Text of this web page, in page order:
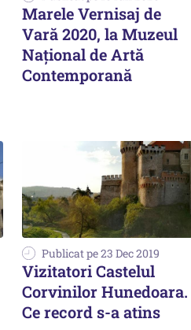
Marele Vernisaj de
Vară 2020, la Muzeul
Național de Artă
Contemporană
Publicat pe 23 Dec 2019
Vizitatori Castelul
Corvinilor Hunedoara.
Ce record s-a atins